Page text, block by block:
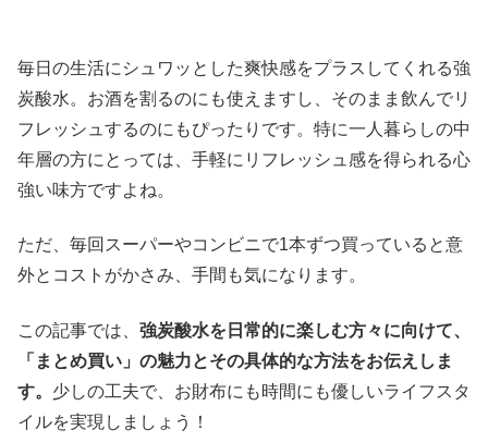
毎日の生活にシュワッとした爽快感をプラスしてくれる強
炭酸水。お酒を割るのにも使えますし、そのまま飲んでリ
フレッシュするのにもぴったりです。特に一人暮らしの中
年層の方にとっては、手軽にリフレッシュ感を得られる心
強い味方ですよね。
ただ、毎回スーパーやコンビニで1本ずつ買っていると意
外とコストがかさみ、手間も気になります。
この記事では、 強炭酸水を日常的に楽しむ方々に向けて、
「まとめ買い」の魅力とその具体的な方法をお伝えしま
す。 少しの工夫で、お財布にも時間にも優しいライフスタ
イルを実現しましょう！